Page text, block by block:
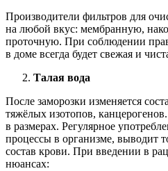
Производители фильтров для
на любой вкус: мембранную,
проточную. При соблюдении
в доме всегда будет свежая и
Талая вода
После заморозки изменяется
тяжёлых изотопов,
в размерах. Регулярное
процессы в организме, выводит
состав крови. При введении в
нюансах: